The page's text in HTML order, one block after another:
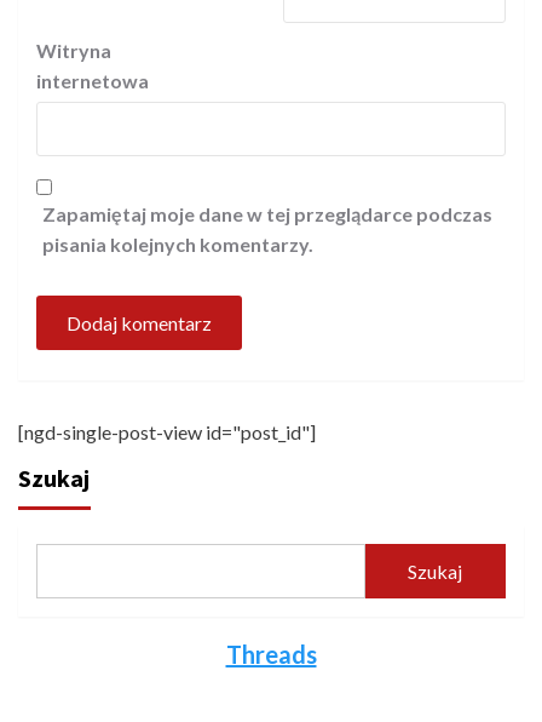
Witryna
internetowa
Zapamiętaj moje dane w tej przeglądarce podczas
pisania kolejnych komentarzy.
[ngd-single-post-view id="post_id"]
Szukaj
Szukaj
Threads